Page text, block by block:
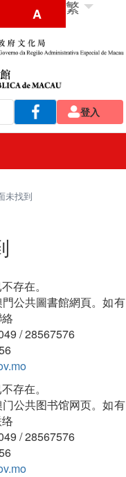
A 繁
登入
找到
存在。
公共圖書館網頁。如
/ 28567576
存在。
公共图书馆网页。如
/ 28567576